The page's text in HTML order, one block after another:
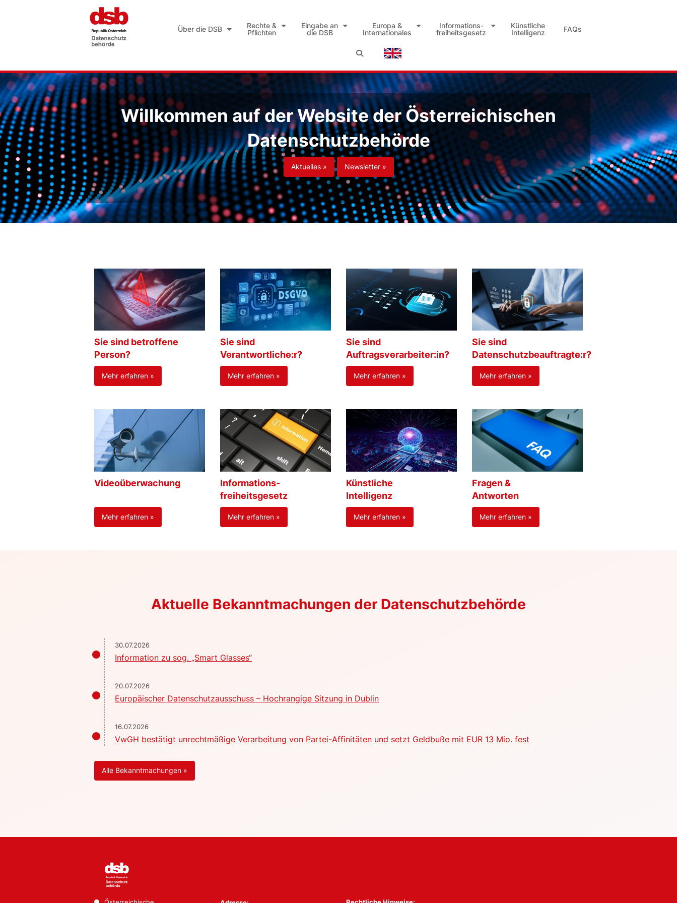
Über die DSB
Rechte &
Pflichten
Eingabe an
die DSB
Europa &
Internationales
Informations-
freiheitsgesetz
Künstliche
Intelligenz
FAQs
Willkommen auf der Website der Österreichischen
Datenschutzbehörde
Aktuelles » Newsletter »
Sie sind betroffene
Person?
Mehr erfahren »
Sie sind
Verantwortliche:r?
Mehr erfahren »
Sie sind
Auftragsverarbeiter:in?
Mehr erfahren »
Sie sind
Datenschutzbeauftragte:r?
Mehr erfahren »
Videoüberwachung
Mehr erfahren »
Informations-
freiheitsgesetz
Mehr erfahren »
Künstliche
Intelligenz
Mehr erfahren »
Fragen &
Antworten
Mehr erfahren »
Aktuelle Bekanntmachungen der Datenschutzbehörde
30.07.2026
Information zu sog. „Smart Glasses“
20.07.2026
Europäischer Datenschutzausschuss – Hochrangige Sitzung in Dublin
16.07.2026
VwGH bestätigt unrechtmäßige Verarbeitung von Partei-Affinitäten und setzt Geldbuße mit EUR 13 Mio. fest
Alle Bekanntmachungen »